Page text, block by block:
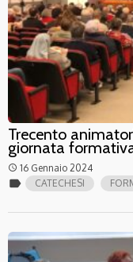
Trecento
giornata
access_time 16 Gennaio 2024
label CATECHESI